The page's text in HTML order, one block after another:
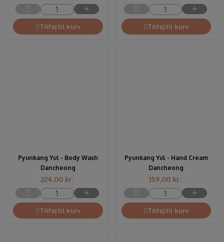
Tilføj til kurv Tilføj til kurv
Pyunkang Yul - Body Wash
Dancheong
224,00 kr.
Tilføj til kurv
Pyunkang Yul - Hand Cream
Dancheong
159,00 kr.
Tilføj til kurv